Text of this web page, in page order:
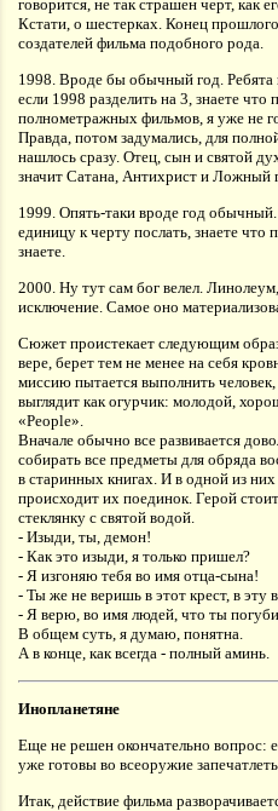
говорится, не так страшен черт, как
Кстати, о шестерках. Конец
создателей фильма подобного рода.
1998. Вроде бы обычный год.
если 1998 разделить на 3, знаете
полнометражных фильмов, я уже не
Правда, потом задумались, для
нашлось сразу. Отец, сын и святой
значит Сатана, Антихрист и Ложный
1999. Опять-таки вроде год
единицу к черту послать, знаете
знаете.
2000. Ну тут сам бог велел.
исключение. Самое оно
Сюжет проистекает следующим
вере, берет тем не менее на себя
миссию пытается выполнить
выглядит как огурчик: молодой,
«People».
Вначале обычно все развивается
собирать все предметы для обряда
в старинных книгах. И в одной из
происходит их поединок. Герой
стеклянку с святой водой.
- Изыди, ты, демон!
- Как это изыди, я только пришел?
- Я изгоняю тебя во имя отца-сына!
- Ты же не веришь в этот крест, в эту
- Я верю, во имя людей, что ты
В общем суть, я думаю, понятна.
А в конце, как всегда - полный аминь.
Инопланетяне
Еще не решен окончательно вопрос:
уже готовы во всеоружие
Итак, действие фильма